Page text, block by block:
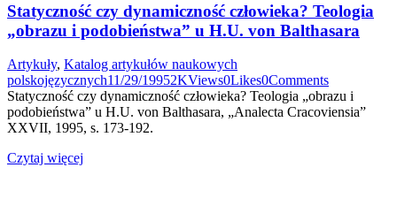
Statyczność czy dynamiczność człowieka? Teologia
„obrazu i podobieństwa” u H.U. von Balthasara
Artykuły, Katalog artykułów naukowych
polskojęzycznych11/29/19952KViews0Likes0Comments
Statyczność czy dynamiczność człowieka? Teologia „obrazu i
podobieństwa” u H.U. von Balthasara, „Analecta Cracoviensia”
XXVII, 1995, s. 173-192.
Czytaj więcej